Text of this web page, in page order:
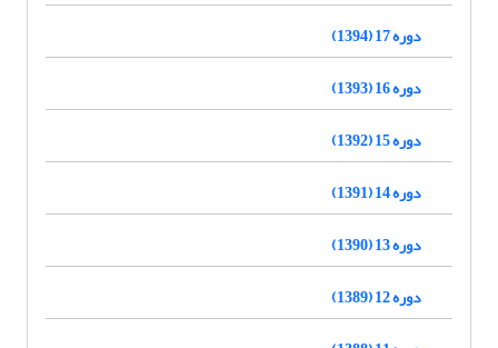
دوره 17 (1394)
دوره 16 (1393)
دوره 15 (1392)
دوره 14 (1391)
دوره 13 (1390)
دوره 12 (1389)